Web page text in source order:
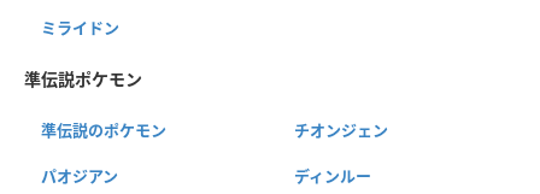
ミライドン
準伝説ポケモン
準伝説のポケモン チオンジェン
パオジアン ディンルー